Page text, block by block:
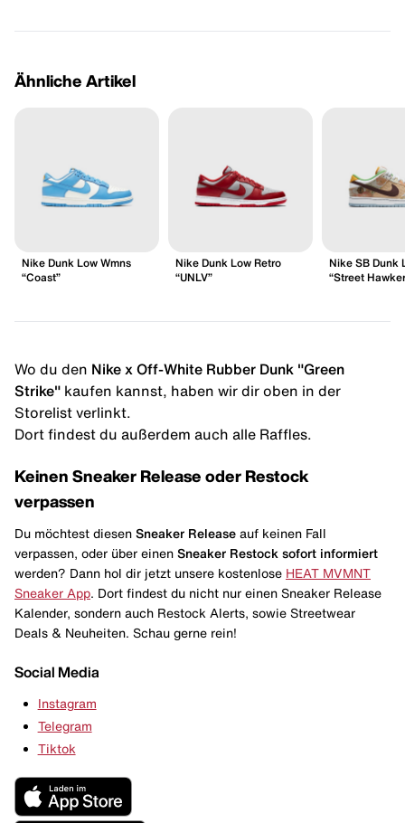
Ähnliche Artikel
Nike Dunk Low Wmns
“Coast”
Nike Dunk Low Retro
“UNLV”
Nike SB Dunk
“Street
Wo du den Nike x Off-White Rubber Dunk "Green
Strike" kaufen kannst, haben wir dir oben in der
Storelist verlinkt.
Dort findest du außerdem auch alle Raffles.
Keinen Sneaker Release oder Restock
verpassen
Du möchtest diesen Sneaker Release auf keinen Fall
verpassen, oder über einen Sneaker Restock sofort informiert
werden? Dann hol dir jetzt unsere kostenlose HEAT MVMNT
Sneaker App . Dort findest du nicht nur einen Sneaker Release
Kalender, sondern auch Restock Alerts, sowie Streetwear
Deals & Neuheiten. Schau gerne rein!
Social Media
Instagram
Telegram
Tiktok